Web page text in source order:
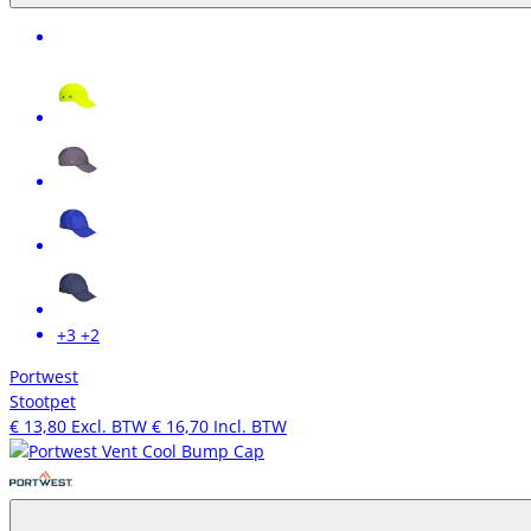
+3 +2
Portwest
Stootpet
€ 13,80 Excl. BTW € 16,70 Incl. BTW